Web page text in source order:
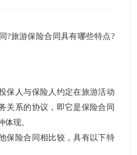
?旅游保险合同具有哪些特点?
保人与保险人约定在旅游活动
关系的协议，即它是保险合同
体现。
保险合同相比较，具有以下特